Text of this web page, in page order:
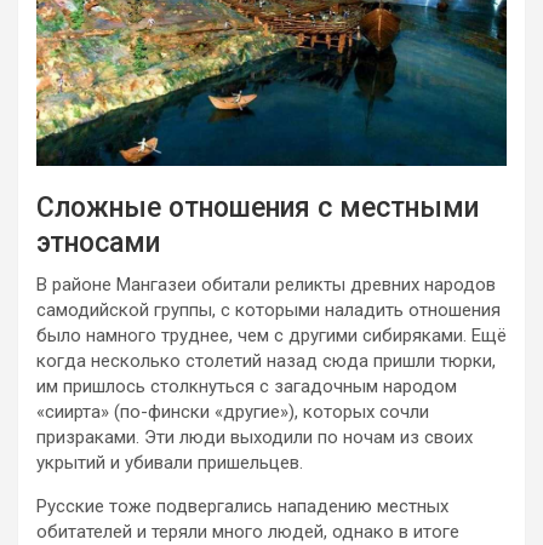
Сложные отношения с местными
этносами
В районе Мангазеи обитали реликты древних народов
самодийской группы, с которыми наладить отношения
было намного труднее, чем с другими сибиряками. Ещё
когда несколько столетий назад сюда пришли тюрки,
им пришлось столкнуться с загадочным народом
«сиирта» (по-фински «другие»), которых сочли
призраками. Эти люди выходили по ночам из своих
укрытий и убивали пришельцев.
Русские тоже подвергались нападению местных
обитателей и теряли много людей, однако в итоге